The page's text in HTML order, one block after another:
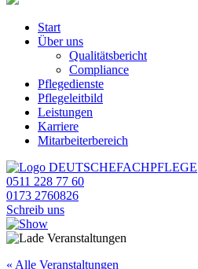
Start
Über uns
Qualitätsbericht
Compliance
Pflegedienste
Pflegeleitbild
Leistungen
Karriere
Mitarbeiterbereich
0511 228 77 60
0173 2760826
Schreib uns
« Alle Veranstaltungen